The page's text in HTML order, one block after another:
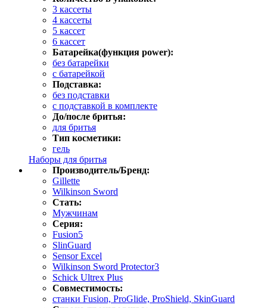
3 кассеты
4 кассеты
5 кассет
6 кассет
Батарейка(функция power):
без батарейки
с батарейкой
Подставка:
без подставки
с подставкой в комплекте
До/после бритья:
для бритья
Тип косметики:
гель
Наборы для бритья
Производитель/Бренд:
Gillette
Wilkinson Sword
Стать:
Мужчинам
Серия:
Fusion5
SlinGuard
Sensor Excel
Wilkinson Sword Protector3
Schick Ultrex Plus
Совместимость:
станки Fusion, ProGlide, ProShield, SkinGuard